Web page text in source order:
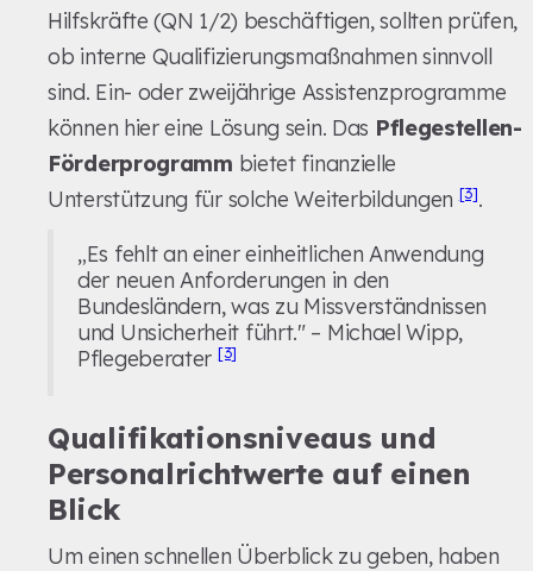
Hilfskräfte (QN 1/2) beschäftigen, sollten prüfen,
ob interne Qualifizierungsmaßnahmen sinnvoll
sind. Ein- oder zweijährige Assistenzprogramme
können hier eine Lösung sein. Das Pflegestellen-
Förderprogramm bietet finanzielle
Unterstützung für solche Weiterbildungen[3].
„Es fehlt an einer einheitlichen Anwendung
der neuen Anforderungen in den
Bundesländern, was zu Missverständnissen
und Unsicherheit führt." – Michael Wipp,
Pflegeberater[3]
Qualifikationsniveaus und
Personalrichtwerte auf einen
Blick
Um einen schnellen Überblick zu geben, haben